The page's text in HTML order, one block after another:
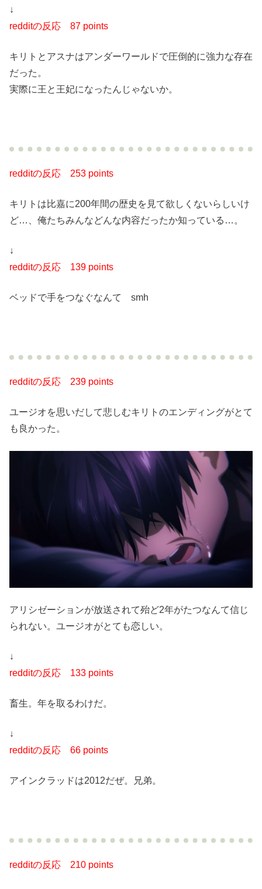
↓
redditの反応 87 points
キリトとアスナはアンダーワールドで圧倒的に強力な存在
だった。
実際に王と王妃になったんじゃないか。
redditの反応 253 points
キリトは比嘉に200年間の歴史を見て欲しくないらしいけ
ど…、俺たちみんなどんな内容だったか知っている…。
↓
redditの反応 139 points
ベッドで手をつなぐなんて smh
redditの反応 239 points
ユージオを思いだして悲しむキリトのエンディングがとて
も良かった。
アリシゼーションが放送されて殆ど2年がたつなんて信じ
られない。ユージオがとても恋しい。
↓
redditの反応 133 points
畜生。年を取るわけだ。
↓
redditの反応 66 points
アインクラッドは2012だぜ。兄弟。
redditの反応 210 points